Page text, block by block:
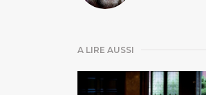
A LIRE AUSSI